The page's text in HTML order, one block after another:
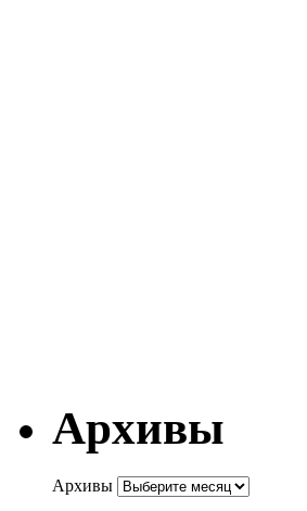
Архивы
Архивы